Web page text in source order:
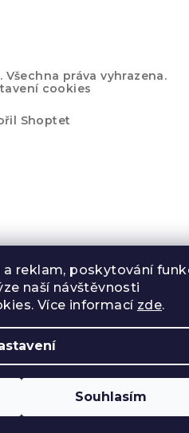
a reklam, poskytování
naší návštěvnosti
Více informací zde.
Souhlasím
. Všechna práva vyhrazena.
cookies
Shoptet